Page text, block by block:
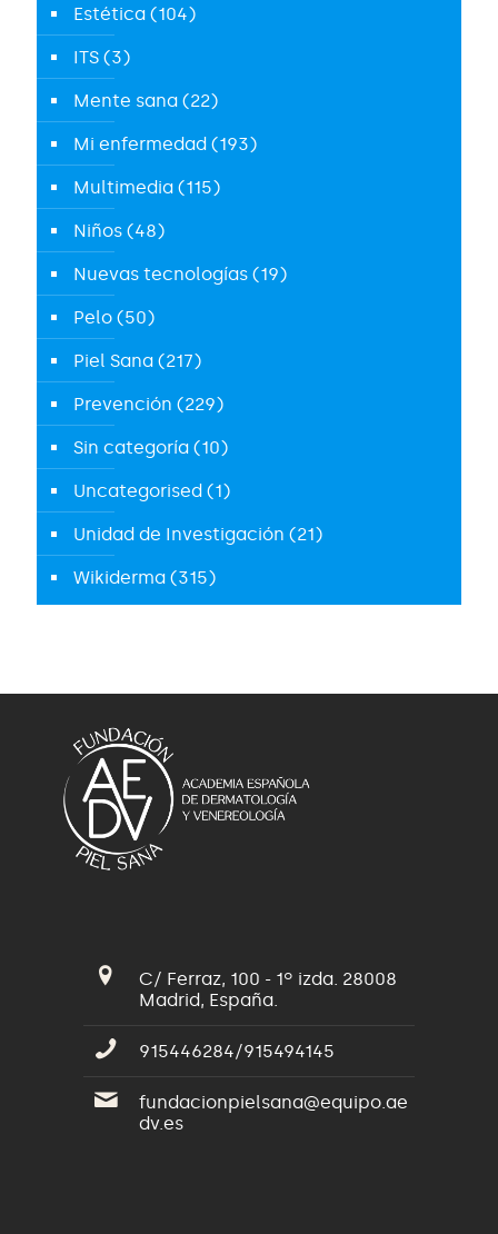
Estética (104)
ITS (3)
Mente sana (22)
Mi enfermedad (193)
Multimedia (115)
Niños (48)
Nuevas tecnologías (19)
Pelo (50)
Piel Sana (217)
Prevención (229)
Sin categoría (10)
Uncategorised (1)
Unidad de Investigación (21)
Wikiderma (315)
C/ Ferraz, 100 - 1º izda. 28008
Madrid, España.
915446284/915494145
fundacionpielsana@equipo.ae
dv.es